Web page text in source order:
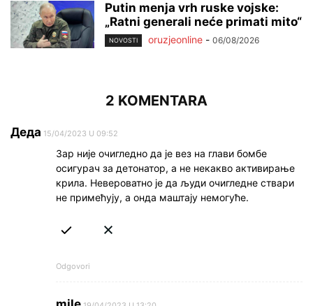
Putin menja vrh ruske vojske:
„Ratni generali neće primati mito“
NOVOSTI oruzjeonline - 06/08/2026
2 KOMENTARA
Деда 15/04/2023 U 09:52
Зар није очигледно да је вез на глави бомбе
осигурач за детонатор, а не некакво активирање
крила. Невероватно је да људи очигледне ствари
не примећују, а онда маштају немогуће.
Odgovori